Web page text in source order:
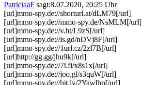
PatriciaaF sagt:8.07.2020, 20:25 Uhr
[url]mmo-spy.de://shorturl.at/dLM79[/url]
[url]mmo-spy.de://mmo-spy.de/NsMLM[/url]
[url]mmo-spy.de://v.ht/L9zS[/url]
[url]mmo-spy.de://is.gd/nDVj8F[/url]
[url]mmo-spy.de://1url.cz/2zl7B[/url]
[url]http://gg.gg/jhu9k[/url]
[url]mmo-spy.de://7i.fi/x8s1x[/url]
[url]mmo-spy.de://joo.gl/s3quW[/url]
[url]mmo-spy.de://bit.ly/2Yawlbp[/url]